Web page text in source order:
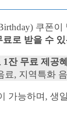
쿠폰
로 받을 수
잔 무료 제공
, 지역특화
가능하며, 생